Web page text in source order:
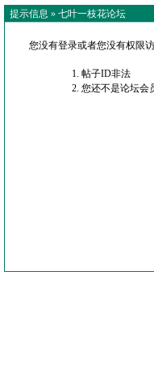
提示信息 » 七叶一枝花论坛
您没有登录或者您没有权限
帖子ID非法
您还不是论坛会